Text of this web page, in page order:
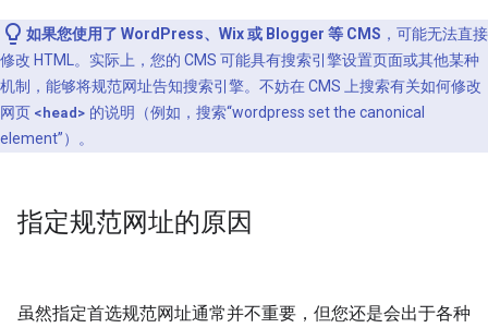
如果您使用了 WordPress、Wix 或 Blogger 等 CMS ，可能无法直接
修改 HTML。实际上，您的 CMS 可能具有搜索引擎设置页面或其他某种
机制，能够将规范网址告知搜索引擎。不妨在 CMS 上搜索有关如何修改
网页 <head> 的说明（例如，搜索“wordpress set the canonical
element”）。
指定规范网址的原因
虽然指定首选规范网址通常并不重要，但您还是会出于各种